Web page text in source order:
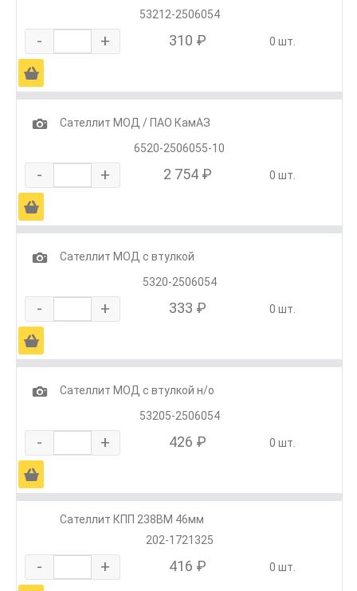
53212-2506054
- + 310 ₽ 0 шт.
Ä
1
Сателлит МОД / ПАО КамАЗ
6520-2506055-10
- + 2 754 ₽ 0 шт.
Ä
1
Сателлит МОД с втулкой
5320-2506054
- + 333 ₽ 0 шт.
Ä
1
Сателлит МОД с втулкой н/о
53205-2506054
- + 426 ₽ 0 шт.
Ä
Сателлит КПП 238ВМ 46мм
202-1721325
- + 416 ₽ 0 шт.